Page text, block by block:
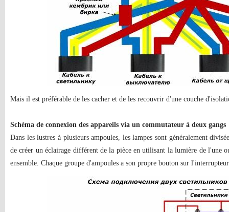
Mais il est préférable de les cacher et de les recouvrir d'une couche
Schéma de connexion des appareils via un commutateur à deux gangs
Dans les lustres à plusieurs ampoules, les lampes sont généralement
de créer un éclairage différent de la pièce en utilisant la lumière de l'une
ensemble. Chaque groupe d'ampoules a son propre bouton sur